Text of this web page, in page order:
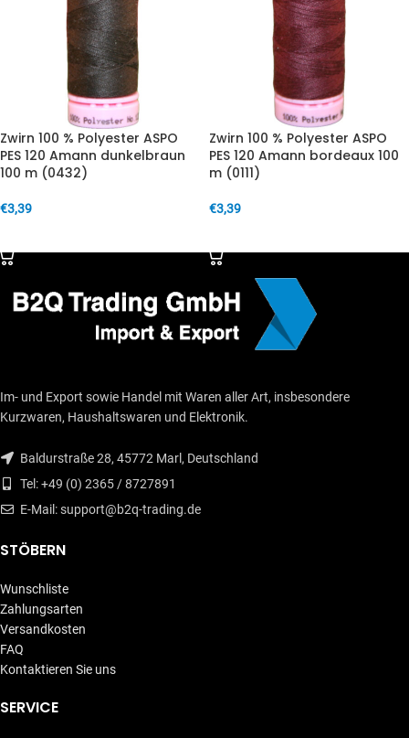
Zwirn 100 % Polyester ASPO
PES 120 Amann dunkelbraun
100 m (0432)
€3,39
Zwirn 100 % Polyester ASPO
PES 120 Amann bordeaux 100
m (0111)
€3,39
Im- und Export sowie Handel mit Waren aller Art, insbesondere
Kurzwaren, Haushaltswaren und Elektronik.
Baldurstraße 28, 45772 Marl, Deutschland
Tel: +49 (0) 2365 / 8727891
E-Mail: support@b2q-trading.de
STÖBERN
Wunschliste
Zahlungsarten
Versandkosten
FAQ
Kontaktieren Sie uns
SERVICE